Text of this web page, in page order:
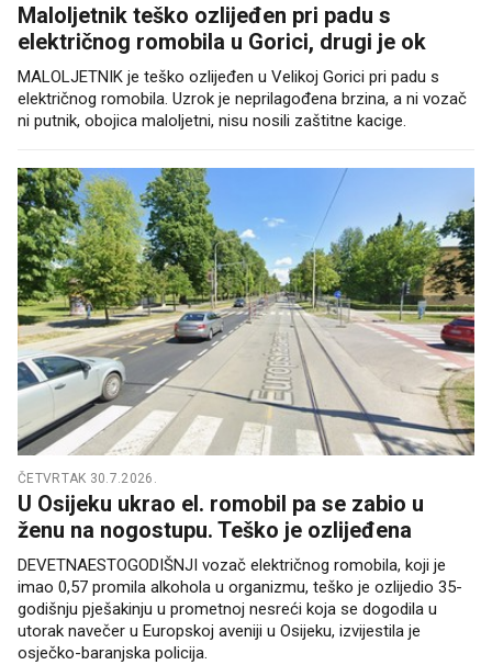
Maloljetnik teško ozlijeđen pri padu s
električnog romobila u Gorici, drugi je ok
MALOLJETNIK je teško ozlijeđen u Velikoj Gorici pri padu s
električnog romobila. Uzrok je neprilagođena brzina, a ni vozač
ni putnik, obojica maloljetni, nisu nosili zaštitne kacige.
ČETVRTAK 30.7.2026.
U Osijeku ukrao el. romobil pa se zabio u
ženu na nogostupu. Teško je ozlijeđena
DEVETNAESTOGODIŠNJI vozač električnog romobila, koji je
imao 0,57 promila alkohola u organizmu, teško je ozlijedio 35-
godišnju pješakinju u prometnoj nesreći koja se dogodila u
utorak navečer u Europskoj aveniji u Osijeku, izvijestila je
osječko-baranjska policija.